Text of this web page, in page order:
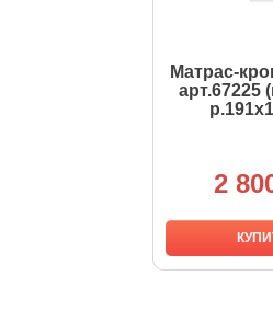
Матрас-
арт.67225
2